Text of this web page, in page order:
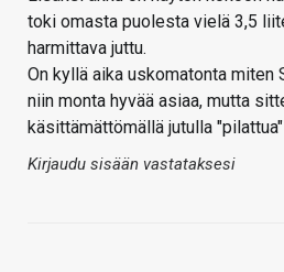
toki omasta puolesta vielä 3,5
harmittava juttu.
On kyllä aika uskomatonta miten
niin monta hyvää asiaa, mutta
käsittämättömällä jutulla
Kirjaudu sisään vastataksesi